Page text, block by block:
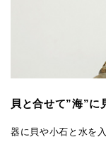
貝と合せて”海”に
器に貝や小石と水を